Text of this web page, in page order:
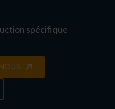
spécifique